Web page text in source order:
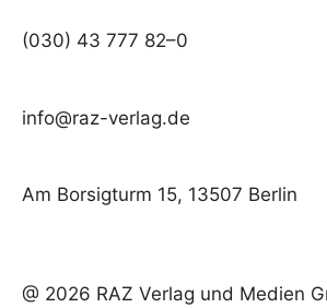
(030) 43 777 82–0
info@raz-verlag.de
Am Borsigturm 15, 13507 Berlin
@ 2026 RAZ Verlag und Medien